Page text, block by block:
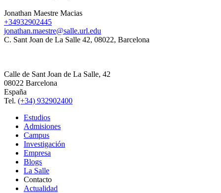
Jonathan Maestre Macias
+34932902445
jonathan.maestre@salle.url.edu
C. Sant Joan de La Salle 42, 08022, Barcelona
Calle de Sant Joan de La Salle, 42
08022 Barcelona
España
Tel. (+34) 932902400
Estudios
Admisiones
Campus
Investigación
Empresa
Blogs
La Salle
Contacto
Actualidad